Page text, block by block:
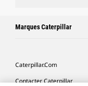
Marques Caterpillar
Caterpillar.com
Contacter Caterpillar